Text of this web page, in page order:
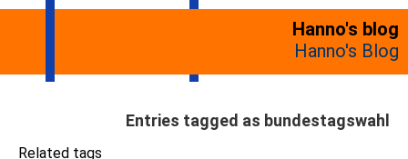
Hanno's blog
Hanno's Blog
Entries tagged as bundestagswahl
Related tags